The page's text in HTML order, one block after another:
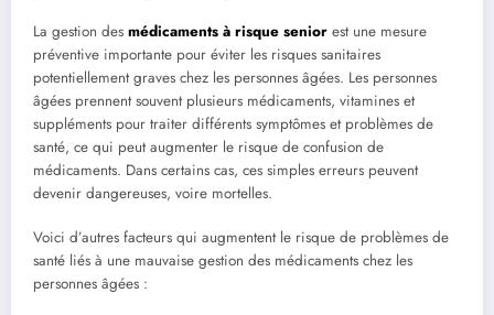
La gestion des médicaments à risque senior est une mesure
préventive importante pour éviter les risques sanitaires
potentiellement graves chez les personnes âgées. Les personnes
âgées prennent souvent plusieurs médicaments, vitamines et
suppléments pour traiter différents symptômes et problèmes de
santé, ce qui peut augmenter le risque de confusion de
médicaments. Dans certains cas, ces simples erreurs peuvent
devenir dangereuses, voire mortelles.
Voici d’autres facteurs qui augmentent le risque de problèmes de
santé liés à une mauvaise gestion des médicaments chez les
personnes âgées :